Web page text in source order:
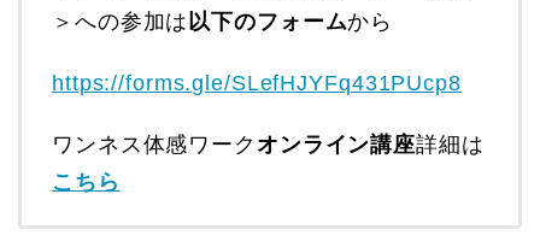
＞への参加は以下のフォームから
https://forms.gle/SLefHJYFq431PUcp8
ワンネス体感ワーク オンライン講座詳細は
こちら